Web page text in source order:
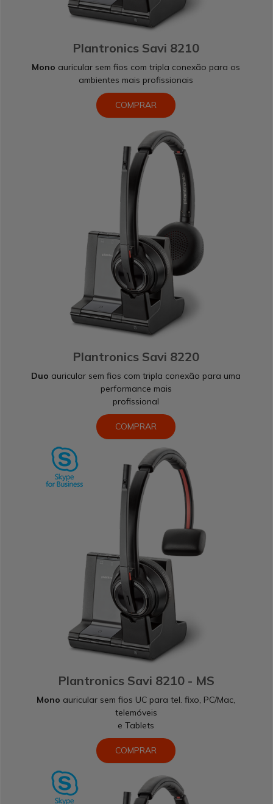
Plantronics Savi 8210
Mono auricular sem fios com tripla conexão para os
ambientes mais profissionais
COMPRAR
Plantronics Savi 8220
Duo auricular sem fios com tripla conexão para uma
performance mais
profissional
COMPRAR
Plantronics Savi 8210 - MS
Mono auricular sem fios UC para tel. fixo, PC/Mac,
telemóveis
e Tablets
COMPRAR